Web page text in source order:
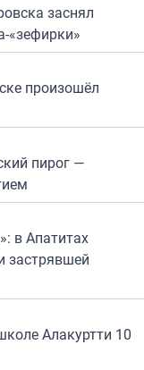
заснял
«зефирки»
произошёл
пирог —
в Апатитах
застрявшей
Алакуртти 10